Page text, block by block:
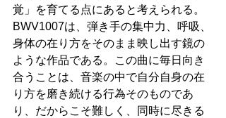
覚」を育てる点にあると考えられる。
BWV1007は、弾き手の集中力、呼吸、
身体の在り方をそのまま映し出す鏡の
ような作品である。この曲に毎日向き
合うことは、音楽の中で自分自身の在
り方を磨き続ける行為そのものであ
り、だからこそ難しく、同時に尽きる